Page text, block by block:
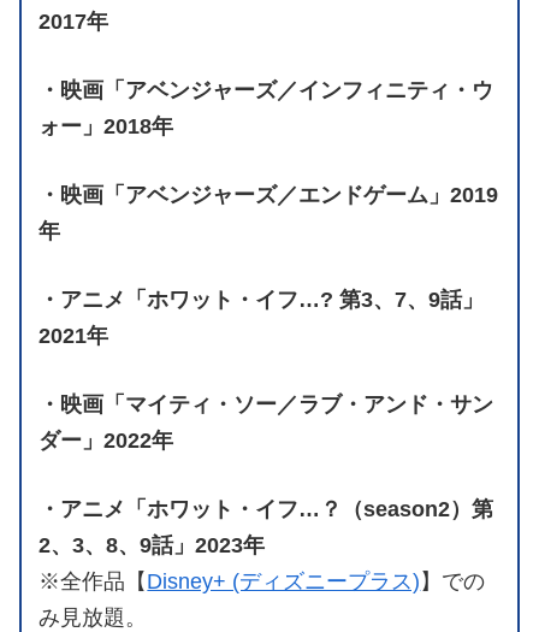
2017年
・映画「アベンジャーズ／インフィニティ・ウ
ォー」2018年
・映画「アベンジャーズ／エンドゲーム」2019
年
・アニメ「ホワット・イフ…? 第3、7、9話」
2021年
・映画「マイティ・ソー／ラブ・アンド・サン
ダー」2022年
・アニメ「ホワット・イフ…？（season2）第
2、3、8、9話」2023年
※全作品【 Disney+ (ディズニープラス) 】での
み見放題。